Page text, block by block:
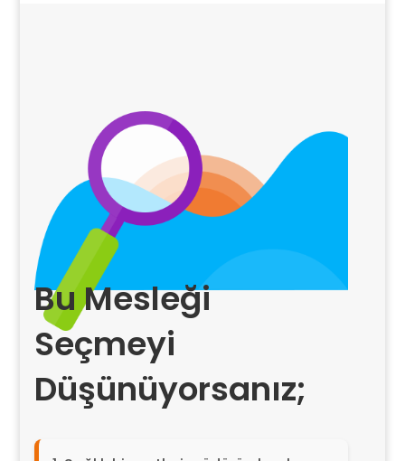
Bu Mesleği
Seçmeyi
Düşünüyorsanız;